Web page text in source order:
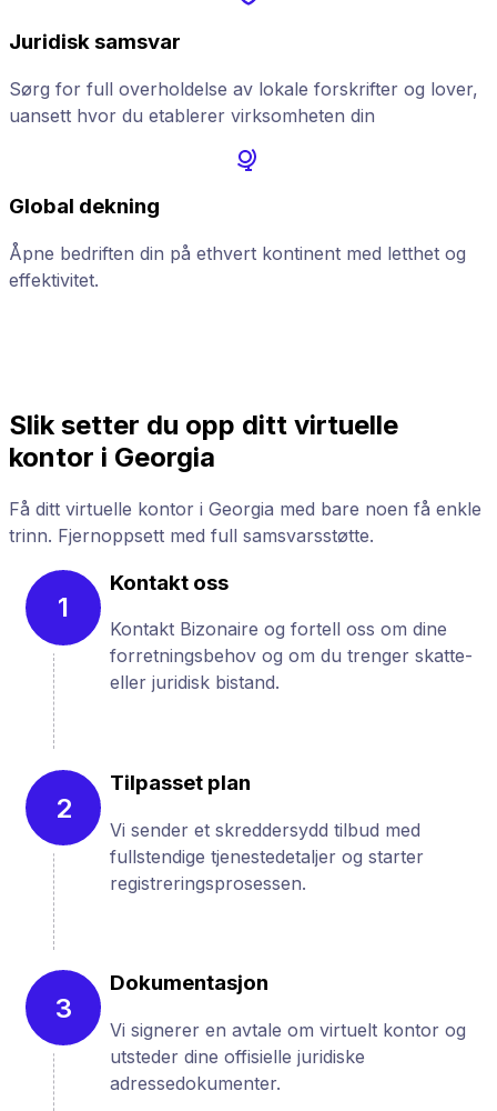
Juridisk samsvar
Sørg for full overholdelse av lokale forskrifter og lover,
uansett hvor du etablerer virksomheten din
Global dekning
Åpne bedriften din på ethvert kontinent med letthet og
effektivitet.
Slik setter du opp ditt virtuelle
kontor i Georgia
Få ditt virtuelle kontor i Georgia med bare noen få enkle
trinn. Fjernoppsett med full samsvarsstøtte.
1
Kontakt oss
Kontakt Bizonaire og fortell oss om dine
forretningsbehov og om du trenger skatte-
eller juridisk bistand.
2
Tilpasset plan
Vi sender et skreddersydd tilbud med
fullstendige tjenestedetaljer og starter
registreringsprosessen.
3
Dokumentasjon
Vi signerer en avtale om virtuelt kontor og
utsteder dine offisielle juridiske
adressedokumenter.